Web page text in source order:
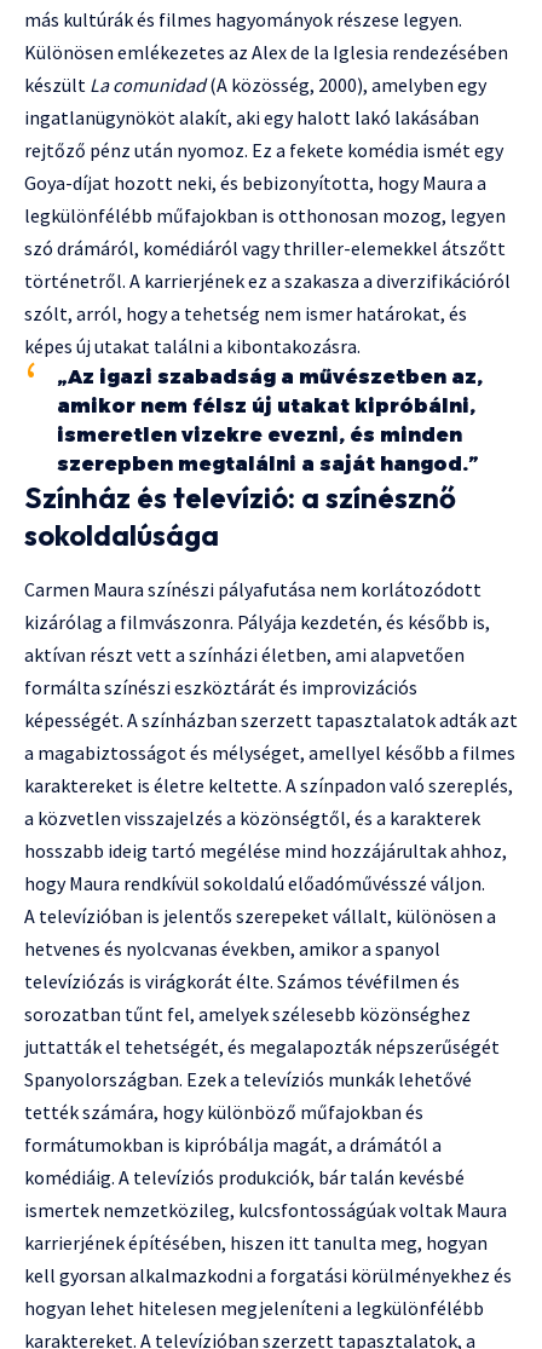
más kultúrák és filmes hagyományok részese legyen.
Különösen emlékezetes az Alex de la Iglesia rendezésében
készült La comunidad(A közösség, 2000), amelyben egy
ingatlanügynököt alakít, aki egy halott lakó lakásában
rejtőző pénz után nyomoz. Ez a fekete komédia ismét egy
Goya-díjat hozott neki, és bebizonyította, hogy Maura a
legkülönfélébb műfajokban is otthonosan mozog, legyen
szó drámáról, komédiáról vagy thriller-elemekkel átszőtt
történetről. A karrierjének ez a szakasza a diverzifikációról
szólt, arról, hogy a tehetség nem ismer határokat, és
képes új utakat találni a kibontakozásra.
„Az igazi szabadság a művészetben az,
amikor nem félsz új utakat kipróbálni,
ismeretlen vizekre evezni, és minden
szerepben megtalálni a saját hangod.”
Színház és televízió: a színésznő
sokoldalúsága
Carmen Maura színészi pályafutása nem korlátozódott
kizárólag a filmvászonra. Pályája kezdetén, és később is,
aktívan részt vett a színházi életben, ami alapvetően
formálta színészi eszköztárát és improvizációs
képességét. A színházban szerzett tapasztalatok adták azt
a magabiztosságot és mélységet, amellyel később a filmes
karaktereket is életre keltette. A színpadon való szereplés,
a közvetlen visszajelzés a közönségtől, és a karakterek
hosszabb ideig tartó megélése mind hozzájárultak ahhoz,
hogy Maura rendkívül sokoldalú előadóművésszé váljon.
A televízióban is jelentős szerepeket vállalt, különösen a
hetvenes és nyolcvanas években, amikor a spanyol
televíziózás is virágkorát élte. Számos tévéfilmen és
sorozatban tűnt fel, amelyek szélesebb közönséghez
juttatták el tehetségét, és megalapozták népszerűségét
Spanyolországban. Ezek a televíziós munkák lehetővé
tették számára, hogy különböző műfajokban és
formátumokban is kipróbálja magát, a drámától a
komédiáig. A televíziós produkciók, bár talán kevésbé
ismertek nemzetközileg, kulcsfontosságúak voltak Maura
karrierjének építésében, hiszen itt tanulta meg, hogyan
kell gyorsan alkalmazkodni a forgatási körülményekhez és
hogyan lehet hitelesen megjeleníteni a legkülönfélébb
karaktereket. A televízióban szerzett tapasztalatok, a